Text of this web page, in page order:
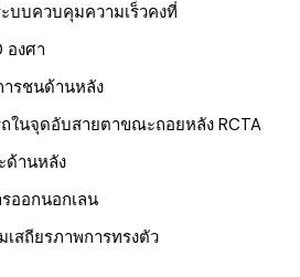
บบควบคุมความเร็วคงที่
องศา
ารชนด้านหลัง
ในจุดอับสายตาขณะถอยหลัง RCTA
ด้านหลัง
ออกนอกเลน
สถียรภาพการทรงตัว